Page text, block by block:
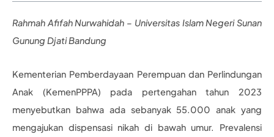
Rahmah Afifah Nurwahidah – Universitas Islam Negeri Sunan
Gunung Djati Bandung
Kementerian Pemberdayaan Perempuan dan Perlindungan
Anak (KemenPPPA) pada pertengahan tahun 2023
menyebutkan bahwa ada sebanyak 55.000 anak yang
mengajukan dispensasi nikah di bawah umur. Prevalensi